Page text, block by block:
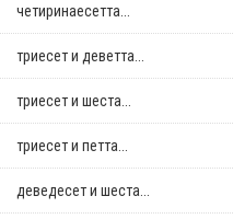
четиринаесетта...
триесет и деветта...
триесет и шеста...
триесет и петта...
деведесет и шеста...